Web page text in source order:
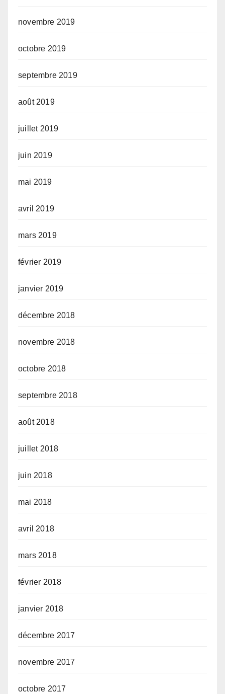
novembre 2019
octobre 2019
septembre 2019
août 2019
juillet 2019
juin 2019
mai 2019
avril 2019
mars 2019
février 2019
janvier 2019
décembre 2018
novembre 2018
octobre 2018
septembre 2018
août 2018
juillet 2018
juin 2018
mai 2018
avril 2018
mars 2018
février 2018
janvier 2018
décembre 2017
novembre 2017
octobre 2017